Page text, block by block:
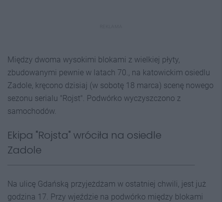
Między dwoma wysokimi blokami z wielkiej płyty,
zbudowanymi pewnie w latach 70., na katowickim osiedlu
Zadole, kręcono dzisiaj (w sobotę 18 marca) scenę nowego
sezonu serialu "Rojst". Podwórko wyczyszczono z
samochodów.
Ekipa "Rojsta" wróciła na osiedle
Zadole
Na ulicę Gdańską przyjeżdżam w ostatniej chwili, jest już
godzina 17. Przy wjeździe na podwórko między blokami